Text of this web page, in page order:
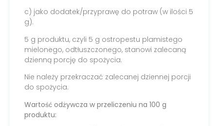
c) jako dodatek/przyprawę do potraw (w ilości 5
g).
5 g produktu, czyli 5 g ostropestu plamistego
mielonego, odtłuszczonego, stanowi zalecaną
dzienną porcję do spożycia.
Nie należy przekraczać zalecanej dziennej porcji
do spożycia.
Wartość odżywcza w przeliczeniu na 100 g
produktu: